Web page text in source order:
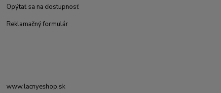
Opýtať sa na dostupnosť
Reklamačný formulár
www.lacnyeshop.sk